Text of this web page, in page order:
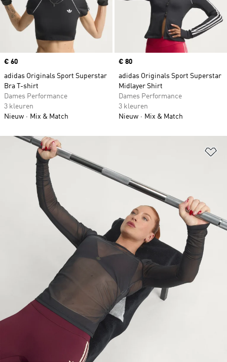
Price
€ 60
adidas Originals Sport Superstar
Bra T-shirt
Dames Performance
3 kleuren
Nieuw
Mix & Match
Price
€ 80
adidas Originals Sport Superstar
Midlayer Shirt
Dames Performance
3 kleuren
Nieuw
Mix & Match